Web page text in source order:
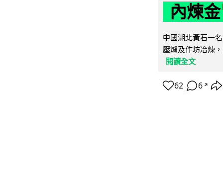
內煉
中國湖北黃石一
壓爐及作坊冶煉
閱讀全文
62 6 ↗